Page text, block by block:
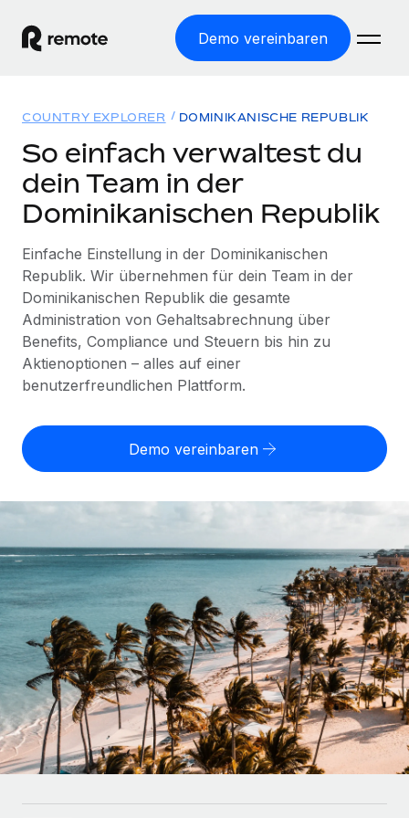
Demo vereinbaren
WELTWEITE BESCHÄFTIGUNG
Globale Payroll
Employer of Record
Weltweites Wachstum ohne Kosten für Niederlassungen
Contractor of Record
Rechtssichere, weltweite Arbeit mit Freelancer:innen
Contractor Management
PEO
INFRASTRUKTUR
Remote Embedded
Nahtlose Integration der HR in bestehende Abläufe
Plattform
Integrierte HR-Kernfunktionen für dein Team
Verknüpfen Neu
Verknüpfung beliebiger KI-Tools mit Remote über unser
MCP
Prozessoptimierung mit unverzichtbaren Business-
Lösungen
Country Explorer
Länderspezifische Unterstützung bei der Einstellung
Explorer für US-Bundesstaaten
Einfache Einstellung in allen US-Bundesstaaten
Remote im Vergleich
Agile HR- und Payroll-Lösungen für wachsende
Mittelstand
Maßgeschneiderte HR-Lösungen, um Teams zu
vergrößern
Enterprise
Globale HR für Konzerne und Großunternehmen
PARTNER WERDEN
Strategische Technologiepartner
Plattform
Ressourcen
TOOLS UND RECHNER
Scheinselbstständigkeitsrisiko berechnen
Länderspezifische Einschätzung des
Scheinselbstständigkeitsrisikos
Personalkostenrechner
Gesamtbeschäftigungskosten
Abwicklungsfristen für globale Freelancer:innen
LERNEN MIT REMOTE
Forschung und Leitfäden
Fallstudien
HR-Glossar
Checklisten und Vorlagen
Bibliothek für Stellenbeschreibungen
Preise
Deutsch
Nederlands
Español
Italiano
Português (Portugal)
日本語
한국어
COUNTRY EXPLORER DOMINIKANISCHE REPUBLIK
So einfach verwaltest du
dein Team in der
Dominikanischen Republik
Einfache Einstellung in der Dominikanischen
Republik. Wir übernehmen für dein Team in der
Dominikanischen Republik die gesamte
Administration von Gehaltsabrechnung über
Benefits, Compliance und Steuern bis hin zu
Aktienoptionen – alles auf einer
benutzerfreundlichen Plattform.
Demo vereinbaren